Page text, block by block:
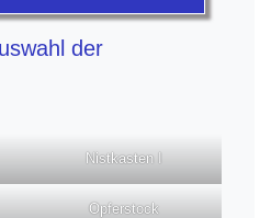
der
Nistkasten I
Opferstock